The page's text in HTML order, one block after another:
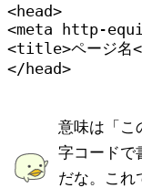
<meta http-
<title>ページ
意味は「 こ
字コードで
だな。これ